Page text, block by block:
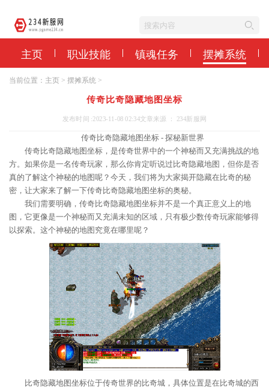
主页 职业技能 镇魂任务 摆摊系统
当前位置： 主页 > 摆摊系统 >
传奇比奇隐藏地图坐标
发布时间 :2023-11-08 02:34文章来源 ： 234新服网
传奇比奇隐藏地图坐标 - 探秘新世界
传奇比奇隐藏地图坐标，是传奇世界中的一个神秘而又充满挑战的地
方。如果你是一名传奇玩家，那么你肯定听说过比奇隐藏地图，但你是否
真的了解这个神秘的地图呢？今天，我们将为大家揭开隐藏在比奇的秘
密，让大家来了解一下传奇比奇隐藏地图坐标的奥秘。
我们需要明确，传奇比奇隐藏地图坐标并不是一个真正意义上的地
图，它更像是一个神秘而又充满未知的区域，只有极少数传奇玩家能够得
以探索。这个神秘的地图究竟在哪里呢？
比奇隐藏地图坐标位于传奇世界的比奇城，具体位置是在比奇城的西